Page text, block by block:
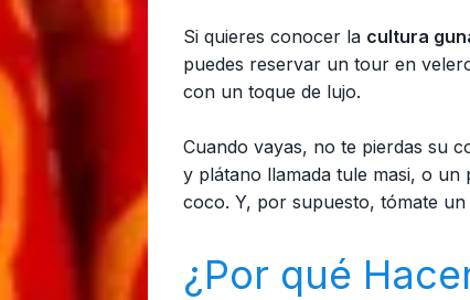
Si quieres conocer la cultura
puedes reservar un tour en
con un toque de lujo.
Cuando vayas, no te pierdas su
y plátano llamada tule masi, o
coco. Y, por supuesto, tómate
¿Por qué